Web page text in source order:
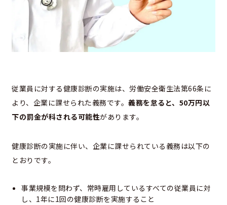
従業員に対する健康診断の実施は、労働安全衛生法第66条に
より、企業に課せられた義務です。 義務を怠ると、50万円以
下の罰金が科される可能性があります。
健康診断の実施に伴い、企業に課せられている義務は以下の
とおりです。
事業規模を問わず、常時雇用しているすべての従業員に対
し、1年に1回の健康診断を実施すること